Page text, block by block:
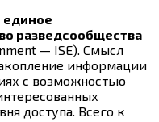
единое
разведсообщества
— ISE). Смысл
информации
с возможностью
доступа. Всего к